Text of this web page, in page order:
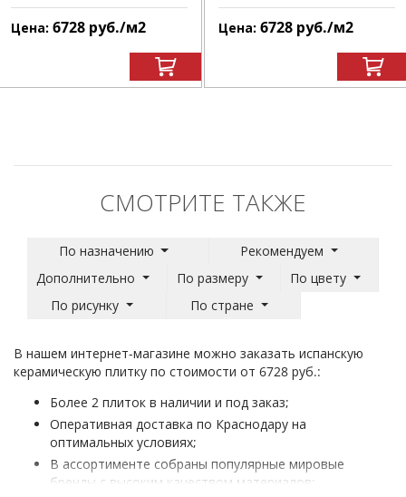
Цена: 6728 руб./м2 Цена: 6728 руб./м2
СМОТРИТЕ ТАКЖЕ
По назначению
Рекомендуем
Дополнительно
По размеру
По цвету
По рисунку
По стране
В нашем интернет-магазине можно заказать испанскую
керамическую плитку по стоимости от 6728 руб.:
Более 2 плиток в наличии и под заказ;
Оперативная доставка по Краснодару на
оптимальных условиях;
В ассортименте собраны популярные мировые
бренды с высоким качеством материалов;